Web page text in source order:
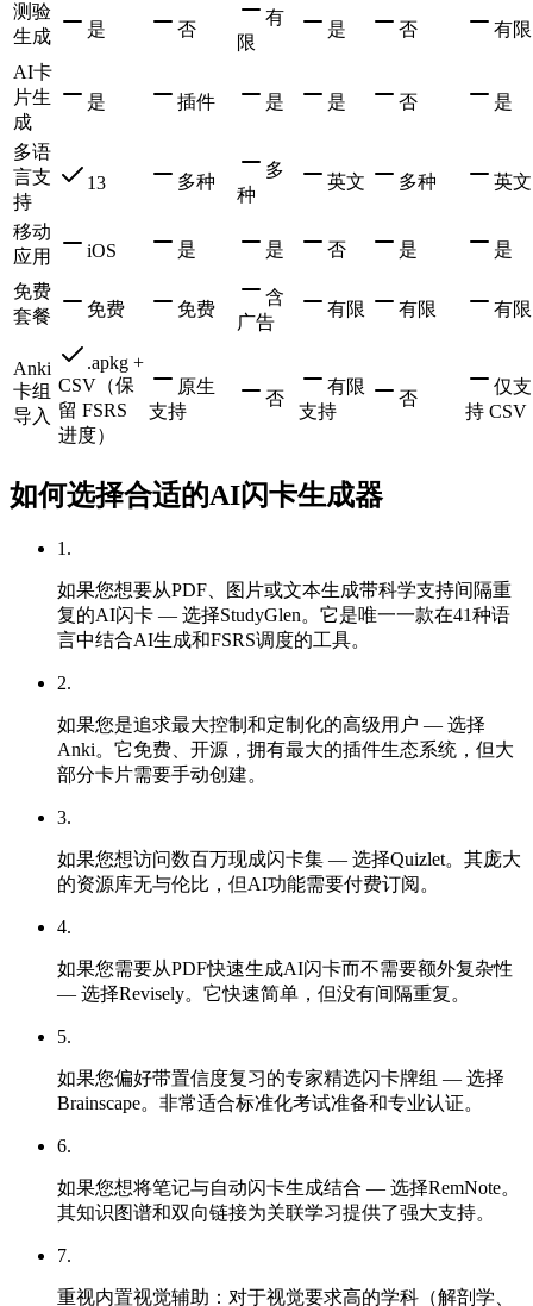
测验
生成
是 否
有
限
是 否 有限
AI卡
片生
成
是 插件 是 是 否 是
多语
言支
持
13 多种
多
种
英文 多种 英文
移动
应用
iOS 是 是 否 是 是
免费
套餐
免费 免费
含
广告
有限 有限 有限
Anki
卡组
导入
.apkg +
CSV（保
留 FSRS
进度）
原生
支持
否
有限
支持
否
仅支
持 CSV
如何选择合适的AI闪卡生成器
1 .
如果您想要从PDF、图片或文本生成带科学支持间隔重
复的AI闪卡 — 选择StudyGlen。它是唯一一款在41种语
言中结合AI生成和FSRS调度的工具。
2.
如果您是追求最大控制和定制化的高级用户 — 选择
Anki。它免费、开源，拥有最大的插件生态系统，但大
部分卡片需要手动创建。
3.
如果您想访问数百万现成闪卡集 — 选择Quizlet。其庞大
的资源库无与伦比，但AI功能需要付费订阅。
4.
如果您需要从PDF快速生成AI闪卡而不需要额外复杂性
— 选择Revisely。它快速简单，但没有间隔重复。
5.
如果您偏好带置信度复习的专家精选闪卡牌组 — 选择
Brainscape。非常适合标准化考试准备和专业认证。
6.
如果您想将笔记与自动闪卡生成结合 — 选择RemNote。
其知识图谱和双向链接为关联学习提供了强大支持。
7.
重视内置视觉辅助：对于视觉要求高的学科（解剖学、